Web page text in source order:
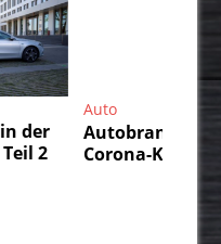
Autobranche in der
Corona-Krise, Teil 1